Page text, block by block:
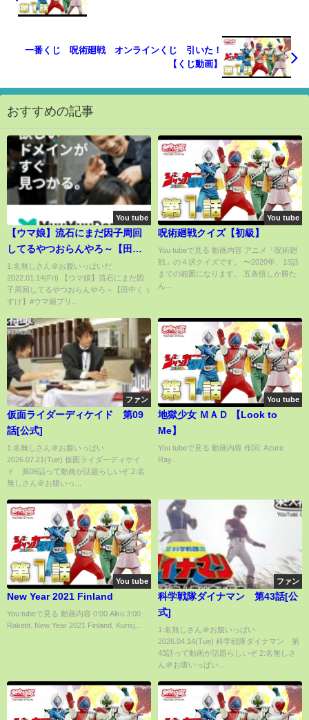
一番くじ 呪術廻戦 オンラインくじ 引いた！
【くじ動画】
おすすめの記事
You tube
【ウマ娘】流石にまだ因子周回
してるやつおらんやろ～【田中
くぅすけ】#ウマ娘プリティダー
ビー
1:名無しさん＠お腹いっぱいだ
2022.01.14(Fri) 【ウマ娘】流石にまだ因
子周回してるやつおらんやろ～【田中くぅ
すけ】#ウマ娘プリ...
You tube
呪術廻戦クイズ【初級】
You tubeで見る 動画内容 アニメ「呪術廻
戦」の４択クイズです。 〜2020年、13話
までの範囲になります。 五条悟しか勝た
ん....
ファン
仮面ライダーディケイド 第09
話[公式]
1:名無しさん＠お腹いっぱい
2026.07.21(Tue) 仮面ライダーディケイ
ド 第09話って動画が話題らしいぞ 2:名
無しさん＠お腹いっ...
You tube
地獄少女 ＭＡＤ 【Look to
Me】
You tubeで見る 動画内容 作詞: Azure
Ray...
You tube
New Year 2021 Finland
You tubeで見る 動画内容 0:00 Alku 3:00
Raketit. New Year 2021 Finland. Kurisj...
ファン
科学戦隊ダイナマン 第43話[公
式]
1:名無しさん＠お腹いっぱい
2026.04.14(Tue) 科学戦隊ダイナマン 第
43話って動画が話題らしいぞ 2:名無しさ
ん＠お腹いっぱい...